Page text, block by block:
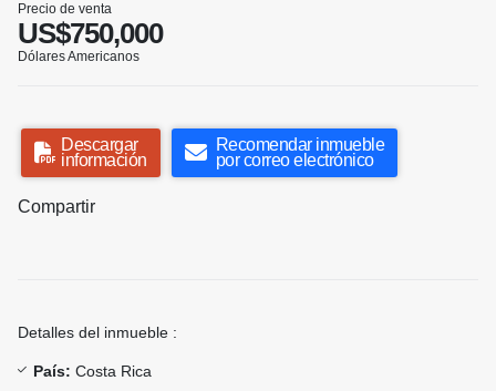
Precio de venta
US$750,000
Dólares Americanos
Descargar
información
Recomendar inmueble
por correo electrónico
Compartir
Detalles del inmueble :
País: Costa Rica